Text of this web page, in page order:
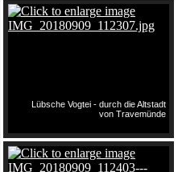
Lübsche Vogtei - durch die Altstadt
von Travemünde